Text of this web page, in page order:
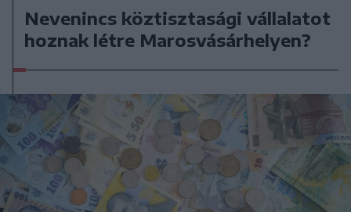
Nevenincs köztisztasági vállalatot
hoznak létre Marosvásárhelyen?